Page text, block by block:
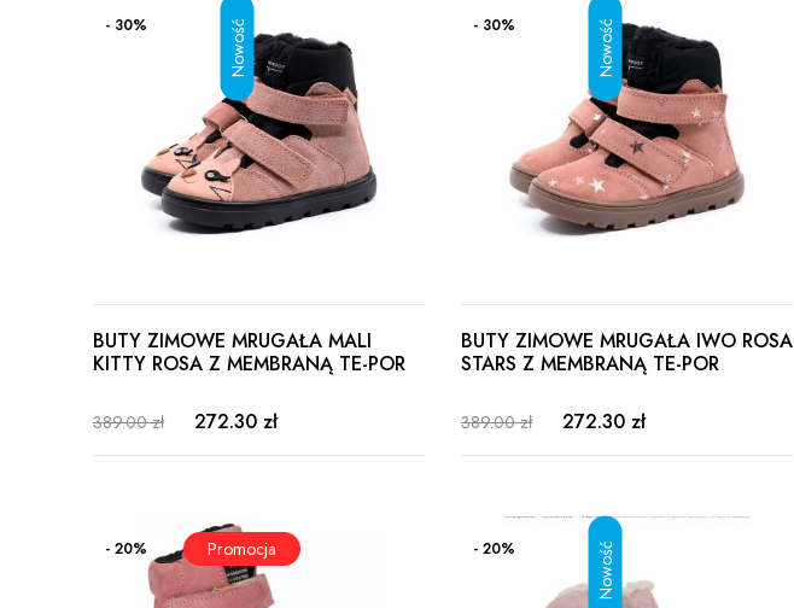
- 30%
BUTY ZIMOWE MRUGAŁA MALI
KITTY ROSA Z MEMBRANĄ TE-POR
389.00 zł 272.30 zł
- 30%
BUTY ZIMOWE MRUGAŁA IWO ROSA
STARS Z MEMBRANĄ TE-POR
389.00 zł 272.30 zł
- 20% - 20%